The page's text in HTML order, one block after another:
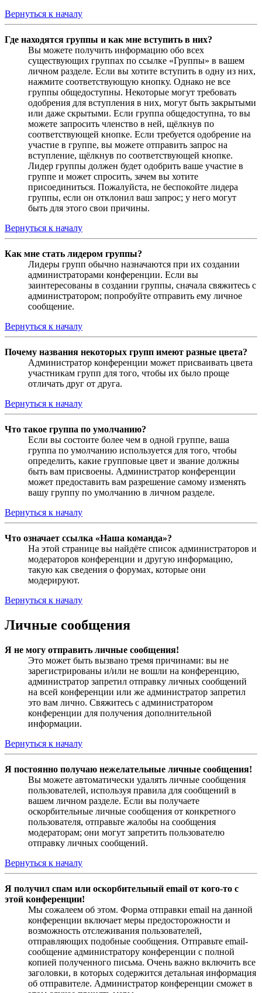
Вернуться к началу
Где находятся группы и как мне вступить в них?
Вы можете получить информацию обо всех
существующих группах по ссылке «Группы» в вашем
личном разделе. Если вы хотите вступить в одну из них,
нажмите соответствующую кнопку. Однако не все
группы общедоступны. Некоторые могут требовать
одобрения для вступления в них, могут быть закрытыми
или даже скрытыми. Если группа общедоступна, то вы
можете запросить членство в ней, щёлкнув по
соответствующей кнопке. Если требуется одобрение на
участие в группе, вы можете отправить запрос на
вступление, щёлкнув по соответствующей кнопке.
Лидер группы должен будет одобрить ваше участие в
группе и может спросить, зачем вы хотите
присоединиться. Пожалуйста, не беспокойте лидера
группы, если он отклонил ваш запрос; у него могут
быть для этого свои причины.
Вернуться к началу
Как мне стать лидером группы?
Лидеры групп обычно назначаются при их создании
администраторами конференции. Если вы
заинтересованы в создании группы, сначала свяжитесь с
администратором; попробуйте отправить ему личное
сообщение.
Вернуться к началу
Почему названия некоторых групп имеют разные цвета?
Администратор конференции может присваивать цвета
участникам групп для того, чтобы их было проще
отличать друг от друга.
Вернуться к началу
Что такое группа по умолчанию?
Если вы состоите более чем в одной группе, ваша
группа по умолчанию используется для того, чтобы
определить, какие групповые цвет и звание должны
быть вам присвоены. Администратор конференции
может предоставить вам разрешение самому изменять
вашу группу по умолчанию в личном разделе.
Вернуться к началу
Что означает ссылка «Наша команда»?
На этой странице вы найдёте список администраторов и
модераторов конференции и другую информацию,
такую как сведения о форумах, которые они
модерируют.
Вернуться к началу
Личные сообщения
Я не могу отправить личные сообщения!
Это может быть вызвано тремя причинами: вы не
зарегистрированы и/или не вошли на конференцию,
администратор запретил отправку личных сообщений
на всей конференции или же администратор запретил
это вам лично. Свяжитесь с администратором
конференции для получения дополнительной
информации.
Вернуться к началу
Я постоянно получаю нежелательные личные сообщения!
Вы можете автоматически удалять личные сообщения
пользователей, используя правила для сообщений в
вашем личном разделе. Если вы получаете
оскорбительные личные сообщения от конкретного
пользователя, отправьте жалобы на сообщения
модераторам; они могут запретить пользователю
отправку личных сообщений.
Вернуться к началу
Я получил спам или оскорбительный email от кого-то с
этой конференции!
Мы сожалеем об этом. Форма отправки email на данной
конференции включает меры предосторожности и
возможность отслеживания пользователей,
отправляющих подобные сообщения. Отправьте email-
сообщение администратору конференции с полной
копией полученного письма. Очень важно включить все
заголовки, в которых содержится детальная информация
об отправителе. Администратор конференции сможет в